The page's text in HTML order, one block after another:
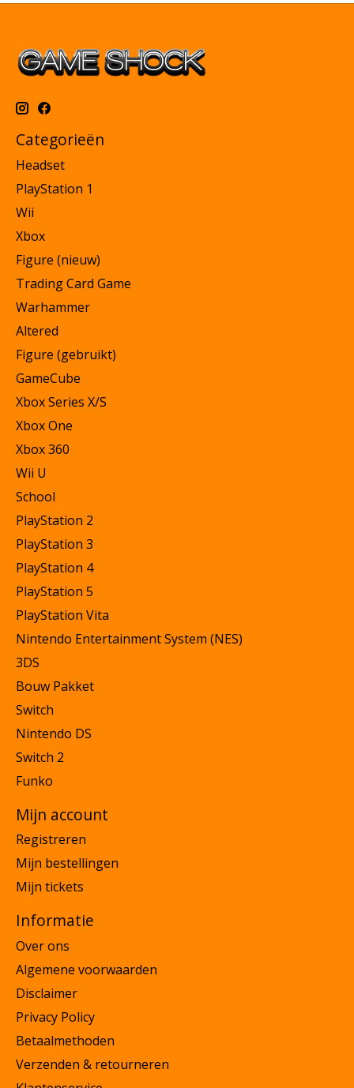
Categorieën
Headset
PlayStation 1
Wii
Xbox
Figure (nieuw)
Trading Card Game
Warhammer
Altered
Figure (gebruikt)
GameCube
Xbox Series X/S
Xbox One
Xbox 360
Wii U
School
PlayStation 2
PlayStation 3
PlayStation 4
PlayStation 5
PlayStation Vita
Nintendo Entertainment System (NES)
3DS
Bouw Pakket
Switch
Nintendo DS
Switch 2
Funko
Mijn account
Registreren
Mijn bestellingen
Mijn tickets
Informatie
Over ons
Algemene voorwaarden
Disclaimer
Privacy Policy
Betaalmethoden
Verzenden & retourneren